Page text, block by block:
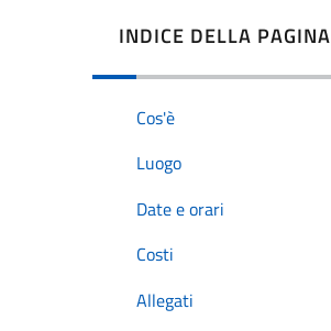
INDICE DELLA PAGINA
Cos'è
Luogo
Date e orari
Costi
Allegati